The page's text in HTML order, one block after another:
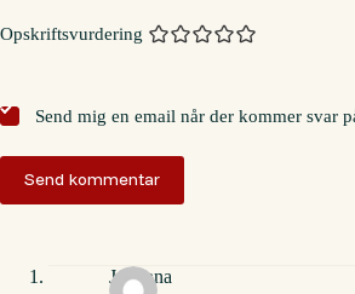
Opskriftsvurdering
Send mig en email når der kommer svar
Send kommentar
Johanna